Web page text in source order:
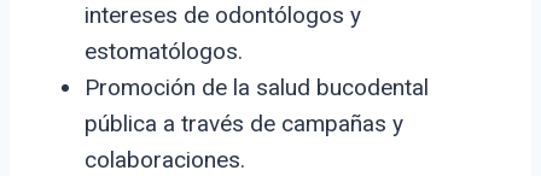
intereses de odontólogos y
estomatólogos.
Promoción de la salud bucodental
pública a través de campañas y
colaboraciones.